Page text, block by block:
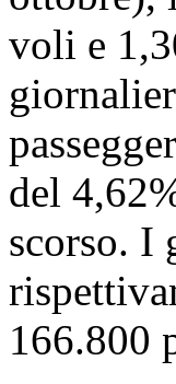
voli e
del
scorso. I
166.800